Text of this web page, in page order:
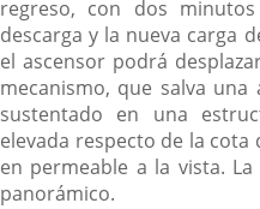
regreso, con dos
descarga y la nueva carga
el ascensor podrá
mecanismo, que salva
sustentado en una
elevada respecto de la
en permeable a la vista.
panorámico.